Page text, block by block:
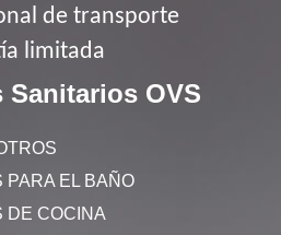
de transporte
limitada
OVS
PARA EL BAÑO
DE COCINA